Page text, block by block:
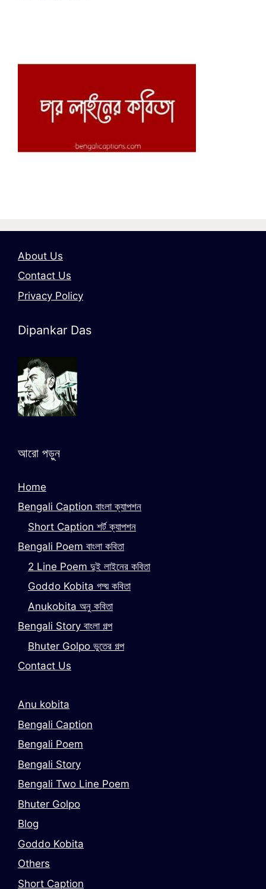
About Us
Contact Us
Privacy Policy
Dipankar Das
আরো পড়ুন
Home
Bengali Caption বাংলা ক্যাপশন
Short Caption শর্ট ক্যাপশন
Bengali Poem বাংলা কবিতা
2 Line Poem দুই লাইনের কবিতা
Goddo Kobita গদ্য় কবিতা
Anukobita অনু কবিতা
Bengali Story বাংলা গল্প
Bhuter Golpo ভুতের গল্প
Contact Us
Anu kobita
Bengali Caption
Bengali Poem
Bengali Story
Bengali Two Line Poem
Bhuter Golpo
Blog
Goddo Kobita
Others
Short Caption